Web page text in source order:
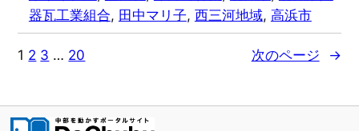
器瓦工業組合, 田中マリ子, 西三河地域, 高浜市
1 2 3 … 20 次のページ →